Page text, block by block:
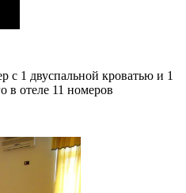
с 1 двуспальной кроватью и 1
в отеле 11 номеров